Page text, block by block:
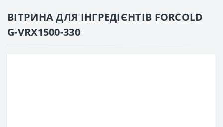
ВІТРИНА ДЛЯ ІНГРЕДІЄНТІВ FORCOLD
G-VRX1500-330